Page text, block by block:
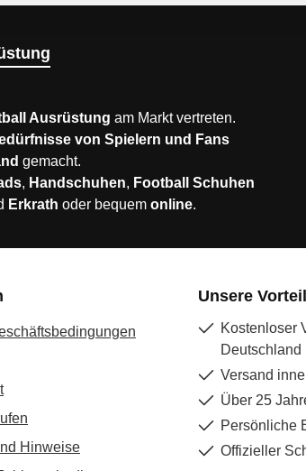
Ausrüstung am Markt vertreten.
von Spielern und Fans
gemacht.
, Handschuhen, Football Schuhen
Erkrath oder bequem online.
Hinweise
Unsere
Kostenloser
Deutschland
Versand
Über 25
Persönliche
Offizieller